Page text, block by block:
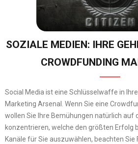
SOZIALE MEDIEN: IHRE
CROWDFUNDING
Social Media ist eine Schlüsselwaffe in
Marketing Arsenal. Wenn Sie eine
wollen Sie Ihre Bemühungen natürlich auf
konzentrieren, welche den größten Erfolg
Kanäle für Sie auszuwählen, beachten Sie